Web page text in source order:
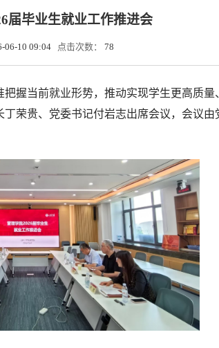
届毕业生就业工作推进会
06-10 09:04 点击次数： 78
握当前就业形势，推动实现学生更高质量
荣贵、党委书记付岩志出席会议，会议